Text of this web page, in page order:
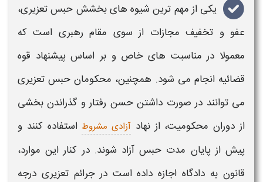
یکی از مهم ترین شیوه های بخشش حبس تعزیری،
عفو و تخفیف مجازات از سوی مقام رهبری است که
معمولا در مناسبت های خاص و بر اساس پیشنهاد قوه
قضائیه انجام می شود. همچنین، محکومان حبس تعزیری
می توانند در صورت داشتن حسن رفتار و گذراندن بخشی
از دوران محکومیت، از نهاد آزادی مشروطاستفاده کنند و
پیش از پایان مدت حبس آزاد شوند. در کنار این موارد،
قانون به دادگاه اجازه داده است در جرائمتعزیری درجه